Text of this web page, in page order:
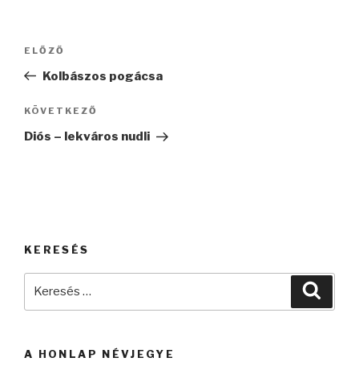
Bejegyzés
Korábbi
bejegyzés
ELŐZŐ
Kolbászos pogácsa
Következő
bejegyzés
KÖVETKEZŐ
Diós – lekváros nudli
KERESÉS
A HONLAP NÉVJEGYE